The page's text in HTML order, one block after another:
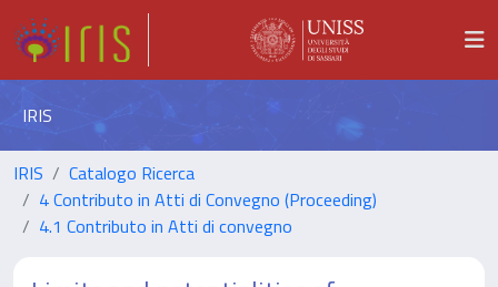
IRIS
IRIS
Catalogo Ricerca
4 Contributo in Atti di Convegno (Proceeding)
4.1 Contributo in Atti di convegno